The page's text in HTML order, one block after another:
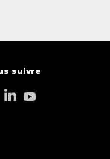
suivre